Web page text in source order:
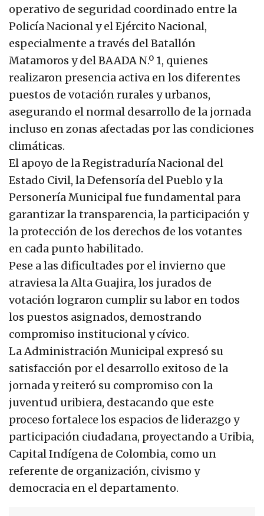
operativo de seguridad coordinado entre la
Policía Nacional y el Ejército Nacional,
especialmente a través del Batallón
Matamoros y del BAADA N.º 1, quienes
realizaron presencia activa en los diferentes
puestos de votación rurales y urbanos,
asegurando el normal desarrollo de la jornada
incluso en zonas afectadas por las condiciones
climáticas.
El apoyo de la Registraduría Nacional del
Estado Civil, la Defensoría del Pueblo y la
Personería Municipal fue fundamental para
garantizar la transparencia, la participación y
la protección de los derechos de los votantes
en cada punto habilitado.
Pese a las dificultades por el invierno que
atraviesa la Alta Guajira, los jurados de
votación lograron cumplir su labor en todos
los puestos asignados, demostrando
compromiso institucional y cívico.
La Administración Municipal expresó su
satisfacción por el desarrollo exitoso de la
jornada y reiteró su compromiso con la
juventud uribiera, destacando que este
proceso fortalece los espacios de liderazgo y
participación ciudadana, proyectando a Uribia,
Capital Indígena de Colombia, como un
referente de organización, civismo y
democracia en el departamento.